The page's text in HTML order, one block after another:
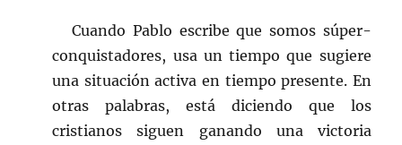
Cuando Pablo escribe que somos súper-
conquistadores, usa un tiempo que sugiere
una situación activa en tiempo presente. En
otras palabras, está diciendo que los
cristianos siguen ganando una victoria